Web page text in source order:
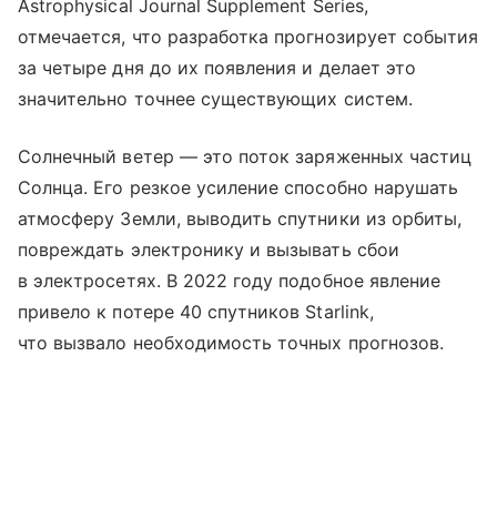
Astrophysical Journal Supplement Series,
отмечается, что разработка прогнозирует события
за четыре дня до их появления и делает это
значительно точнее существующих систем.
Солнечный ветер — это поток заряженных частиц
Солнца. Его резкое усиление способно нарушать
атмосферу Земли, выводить спутники из орбиты,
повреждать электронику и вызывать сбои
в электросетях. В 2022 году подобное явление
привело к потере 40 спутников Starlink,
что вызвало необходимость точных прогнозов.